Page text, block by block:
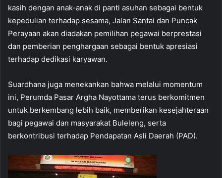
kasih dengan anak-anak di panti asuhan sebagai bentuk
kepedulian terhadap sesama, Jalan Santai dan Puncak
Perayaan akan diadakan pemilihan pegawai berprestasi
dan pemberian penghargaan sebagai bentuk apresiasi
terhadap dedikasi karyawan.
Suardhana juga menekankan bahwa melalui momentum
ini, Perumda Pasar Argha Nayottama terus berkomitmen
untuk berkembang lebih baik, memberikan kesejahteraan
bagi pegawai dan masyarakat Buleleng, serta
berkontribusi terhadap Pendapatan Asli Daerah (PAD).